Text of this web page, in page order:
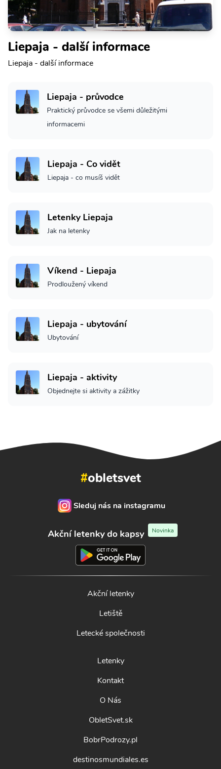
Liepaja - další informace
Liepaja - další informace
Liepaja - průvodce
Praktický průvodce se všemi důležitými
informacemi
Liepaja - Co vidět
Liepaja - co musíš vidět
Letenky Liepaja
Jak na letenky
Víkend - Liepaja
Prodloužený víkend
Liepaja - ubytování
Ubytování
Liepaja - aktivity
Objednejte si aktivity a zážitky
#obletsvet
Sleduj nás na instagramu
Akční letenky do kapsy Novinka
Akční letenky
Letiště
Letecké společnosti
Letenky
Kontakt
O Nás
ObletSvet.sk
BobrPodrozy.pl
destinosmundiales.es